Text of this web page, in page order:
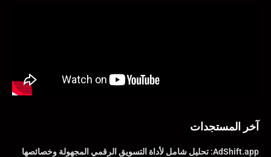
آخر المستجدات
AdShift.app: تحليل شامل لأداة التسويق الرقمي المجهولة وخصائصها